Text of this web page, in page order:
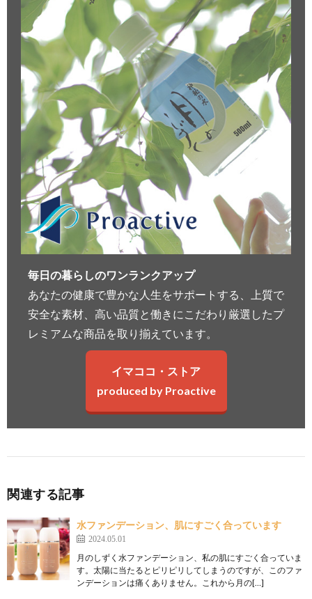
毎日の暮らしのワンランクアップ
あなたの健康で豊かな人生をサポートする、上質で
安全な素材、高い品質と働きにこだわり厳選したプ
レミアムな商品を取り揃えています。
イマココ・ストア
produced by Proactive
関連する記事
水ファンデーション、肌にすごく合っています
2024.05.01
月のしずく水ファンデーション、私の肌にすごく合っていま
す。太陽に当たるとピリピリしてしまうのですが、このファ
ンデーションは痛くありません。これから月の[…]